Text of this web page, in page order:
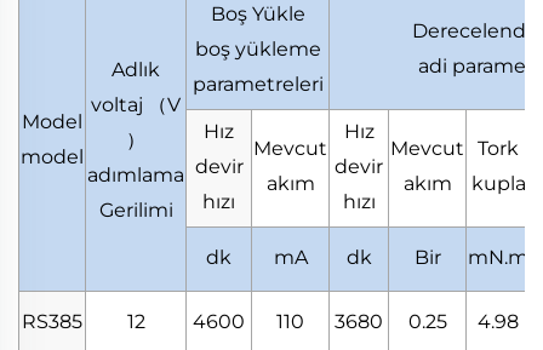
Model
model
Adlık
voltaj
（V
）
adımlama
Gerilimi
Boş Yükle
boş yükleme
parametreleri
adi
Hız
devir
hızı
Mevcut
akım
Hız
devir
hızı
Mevcut
akım
Tork
kupla
dk mA dk Bir mN.m
RS385 12 4600 110 3680 0.25 4.98